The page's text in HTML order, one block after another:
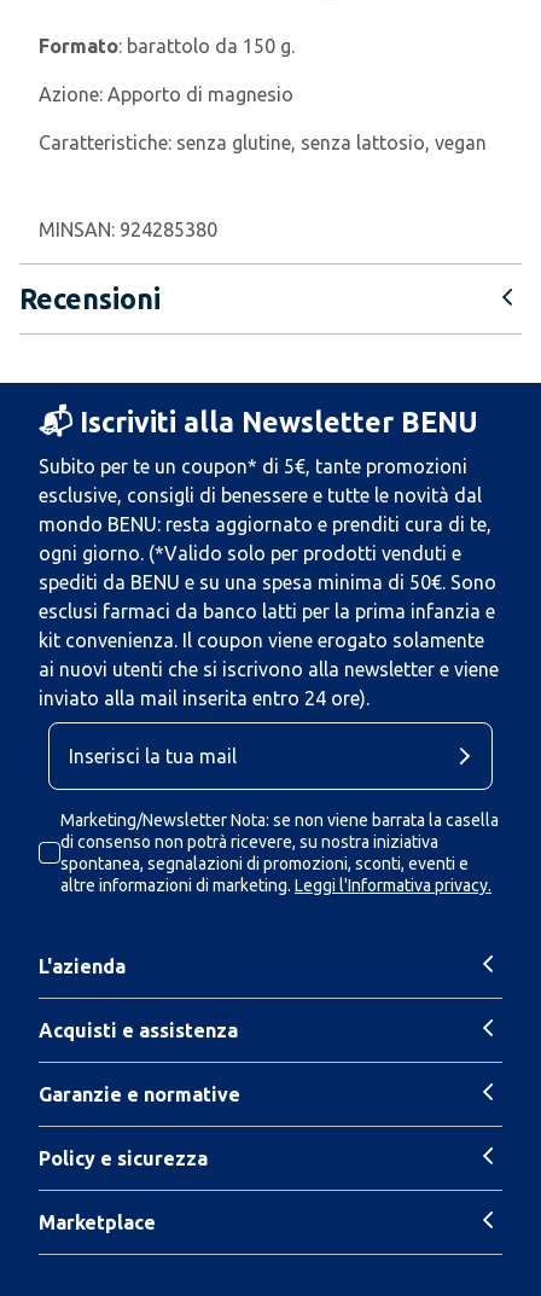
Formato: barattolo da 150 g.
Azione: Apporto di magnesio
Caratteristiche: senza glutine, senza lattosio, vegan
MINSAN: 924285380
Recensioni
📬 Iscriviti alla Newsletter BENU
Subito per te un coupon* di 5€, tante promozioni
esclusive, consigli di benessere e tutte le novità dal
mondo BENU: resta aggiornato e prenditi cura di te,
ogni giorno. (*Valido solo per prodotti venduti e
spediti da BENU e su una spesa minima di 50€. Sono
esclusi farmaci da banco latti per la prima infanzia e
kit convenienza. Il coupon viene erogato solamente
ai nuovi utenti che si iscrivono alla newsletter e viene
inviato alla mail inserita entro 24 ore).
Marketing/Newsletter Nota: se non viene barrata la casella
di consenso non potrà ricevere, su nostra iniziativa
spontanea, segnalazioni di promozioni, sconti, eventi e
altre informazioni di marketing. Leggi l'Informativa privacy.
L'azienda
Acquisti e assistenza
Garanzie e normative
Policy e sicurezza
Marketplace